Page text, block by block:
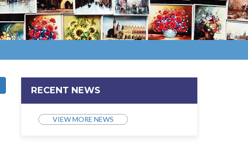
RECENT NEWS
VIEW MORE NEWS